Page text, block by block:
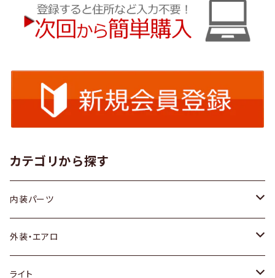
カテゴリから探す
内装パーツ
トヨタ
ホンダ
外装・エアロ
トヨタ
ライト